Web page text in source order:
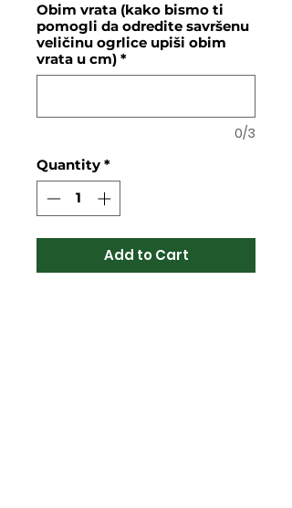
Obim vrata (kako bismo ti
pomogli da odredite savršenu
veličinu ogrlice upiši obim
vrata u cm) *
0/3
Quantity *
Add to Cart